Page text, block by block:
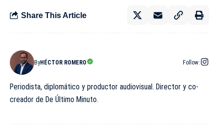
Share This Article
ByHÉCTOR ROMERO Follow:
Periodista, diplomático y productor audiovisual. Director y co-
creador de De Último Minuto.